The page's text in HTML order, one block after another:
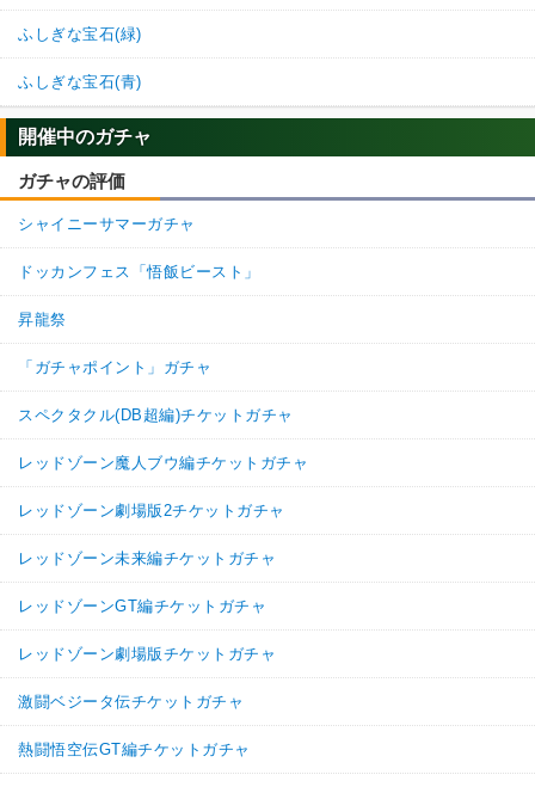
ふしぎな宝石(緑)
ふしぎな宝石(青)
開催中のガチャ
ガチャの評価
シャイニーサマーガチャ
ドッカンフェス「悟飯ビースト」
昇龍祭
「ガチャポイント」ガチャ
スペクタクル(DB超編)チケットガチャ
レッドゾーン魔人ブウ編チケットガチャ
レッドゾーン劇場版2チケットガチャ
レッドゾーン未来編チケットガチャ
レッドゾーンGT編チケットガチャ
レッドゾーン劇場版チケットガチャ
激闘ベジータ伝チケットガチャ
熱闘悟空伝GT編チケットガチャ